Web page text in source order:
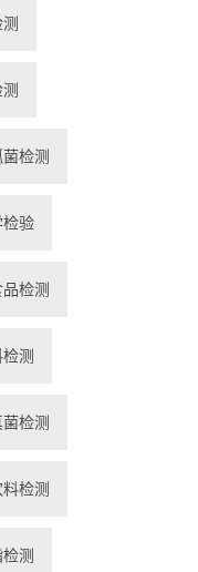
检测
检验
检测
测
检测
检测
测